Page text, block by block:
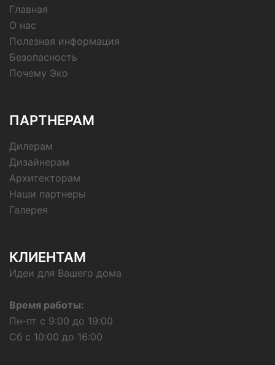
Главная
О нас
Полезная информация
Безопасность
Почему Эко
ПАРТНЕРАМ
Дилерам
Дизайнерам
Архитекторам
Наши партнеры
Галерея
КЛИЕНТАМ
Идеи для Вашего дома
Время работы:
Пн-пт с 9:00 до 19:00
Сб с 10:00 до 16:00